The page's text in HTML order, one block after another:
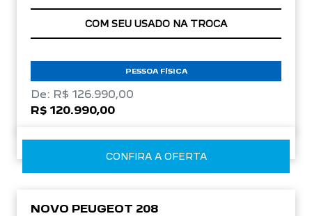
APROVEITE!
PESSOA FÍSICA
De: R$ 126.990,00
R$ 120.990,00
CONFIRA A OFERTA
NOVO PEUGEOT 208